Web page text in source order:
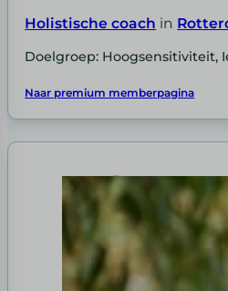
Holistische coach in
Doelgroep: Hoogsensitiviteit,
Naar premium memberpagina